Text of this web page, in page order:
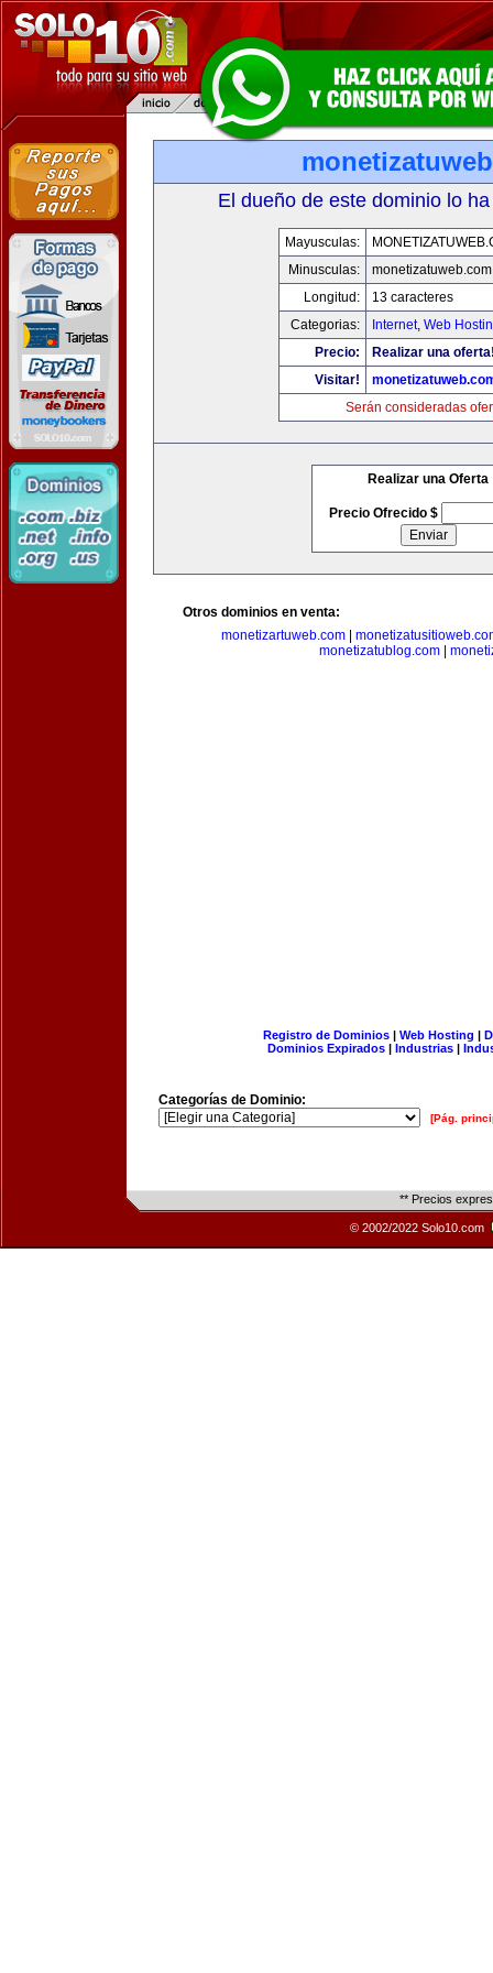
El dueño de este dominio lo
Mayusculas:
Minusculas:
monetizatuweb.com
Longitud:
13 caracteres
Categorias:
Internet, Web
Precio:
Realizar una
Visitar!
Serán consideradas
Realizar una Oferta
Precio Ofrecido $
Otros dominios en venta:
monetizartuweb.com|
monetizatublog.com|
Registro de Dominios| Web Hosting |
Dominios Expirados | Industrias |
Categorías de Dominio:
[Pág.
** Precios
© 2002/2022 Solo10.com